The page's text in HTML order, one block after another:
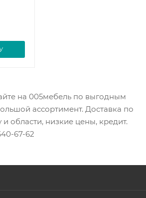
на 005мебель по выгодным
ассортимент. Доставка по
и области, низкие цены, кредит.
67-62